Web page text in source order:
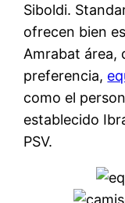
Siboldi.
ofrecen bien
Amrabat área,
preferencia,
como el
establecido
PSV.